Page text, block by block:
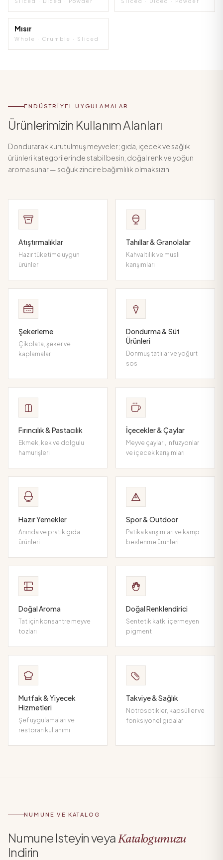
Mısır
Whole · Crumble · Sliced
ENDÜSTRIYEL UYGULAMALAR
Ürünlerimizin Kullanım Alanları
Dondurarak kurutulmuş meyveler; gıda, içecek ve sağlık
ürünleri kategorilerinde stabil besin, doğal renk ve yoğun
aroma sunar — soğuk zincire bağımlılık olmaksızın.
Atıştırmalıklar
Hazır tüketime uygun
ürünler
Tahıllar & Granolalar
Kahvaltılık ve müsli
karışımları
Şekerleme
Çikolata, şeker ve
kaplamalar
Dondurma & Süt
Ürünleri
Donmuş tatlılar ve yoğurt
sos
Fırıncılık & Pastacılık
Ekmek, kek ve dolgulu
hamurişleri
İçecekler & Çaylar
Meyve çayları, infüzyonlar
ve içecek karışımları
Hazır Yemekler
Anında ve pratik gıda
ürünleri
Spor & Outdoor
Patika karışımları ve kamp
beslenme ürünleri
Doğal Aroma
Tat için konsantre meyve
tozları
Doğal Renklendirici
Sentetik katkı içermeyen
pigment
Mutfak & Yiyecek
Hizmetleri
Şef uygulamaları ve
restoran kullanımı
Takviye & Sağlık
Nötrösötikler, kapsüller ve
fonksiyonel gıdalar
NUMUNE VE KATALOG
Numune Isteyin veyaKatalogumuzu
Indirin